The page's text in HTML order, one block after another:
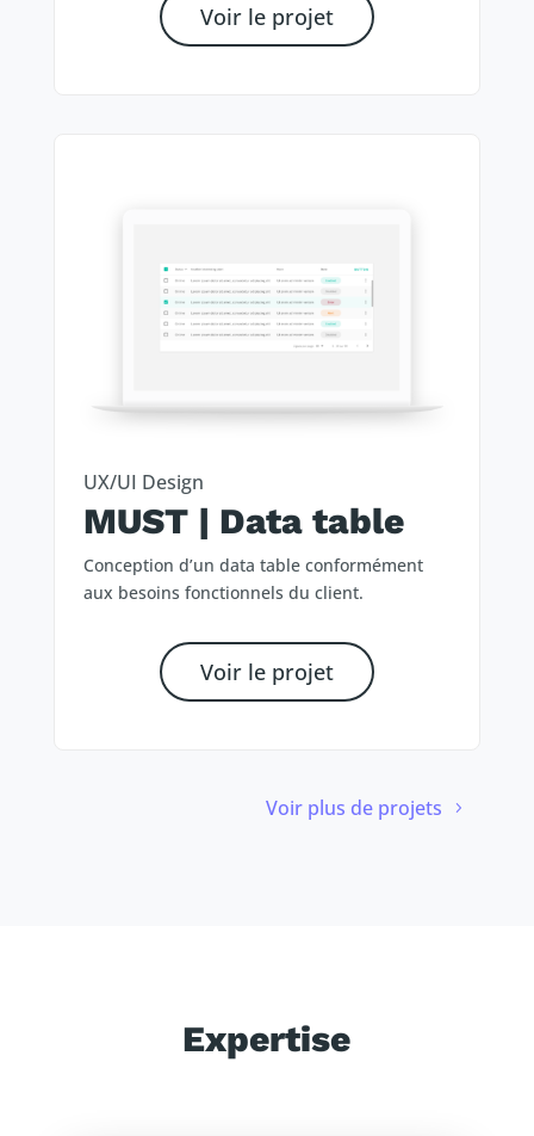
Voir le projet
UX/UI Design
MUST | Data table
Conception d’un data table conformément
aux besoins fonctionnels du client.
Voir le projet
Voir plus de projets
Expertise